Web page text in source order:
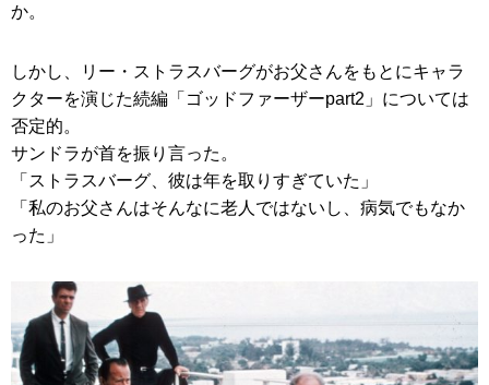
か。
しかし、リー・ストラスバーグがお父さんをもとにキャラ
クターを演じた続編「ゴッドファーザーpart2」については
否定的。
サンドラが首を振り言った。
「ストラスバーグ、彼は年を取りすぎていた」
「私のお父さんはそんなに老人ではないし、病気でもなか
った」